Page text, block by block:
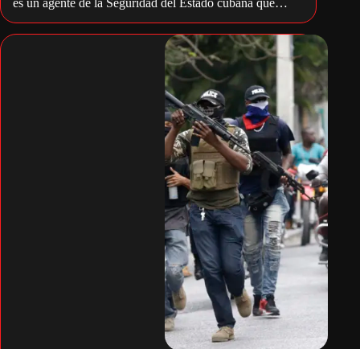
es un agente de la Seguridad del Estado cubana que…